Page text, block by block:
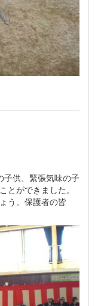
子供、緊張気味の子
とができました。
う。保護者の皆